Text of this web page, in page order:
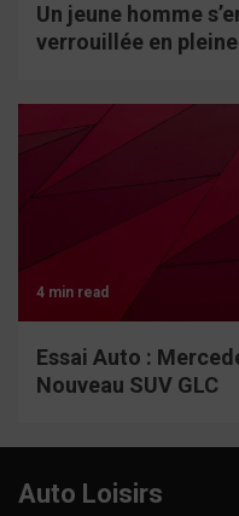
Un jeune homme
verrouillée en
4 min read
Essai Auto :
Nouveau SUV GLC
Auto Loisirs